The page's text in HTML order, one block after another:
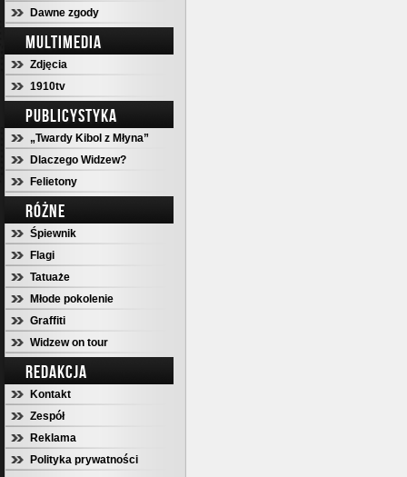
Dawne zgody
MULTIMEDIA
Zdjęcia
1910tv
PUBLICYSTYKA
„Twardy Kibol z Młyna”
Dlaczego Widzew?
Felietony
RÓŻNE
Śpiewnik
Flagi
Tatuaże
Młode pokolenie
Graffiti
Widzew on tour
REDAKCJA
Kontakt
Zespół
Reklama
Polityka prywatności